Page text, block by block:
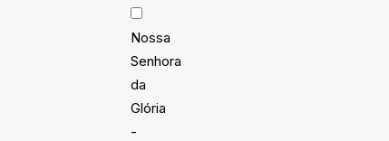
Nossa
Senhora
da
Glória
-